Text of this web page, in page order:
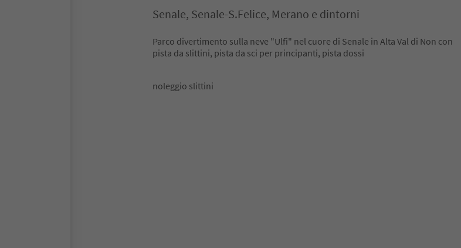
Senale, Senale-S.Felice, Merano e dintorni
Parco divertimento sulla neve "Ulfi" nel cuore di Senale in Alta Val di Non con
pista da slittini, pista da sci per principanti, pista dossi
noleggio slittini